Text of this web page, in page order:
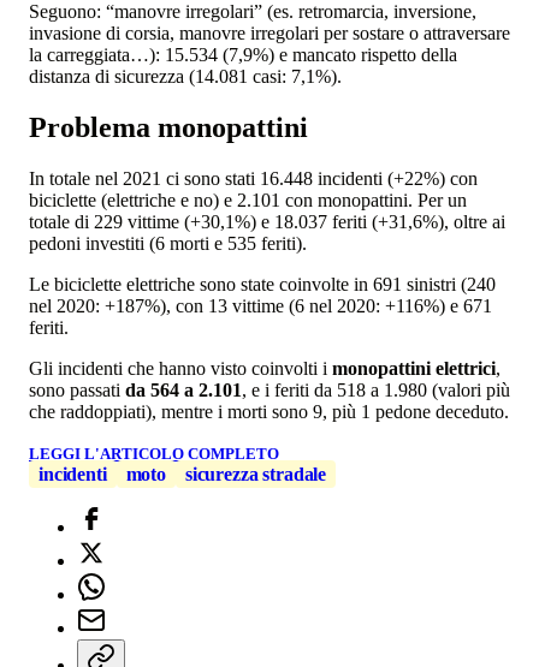
Seguono: “manovre irregolari” (es. retromarcia, inversione,
invasione di corsia, manovre irregolari per sostare o attraversare
la carreggiata…): 15.534 (7,9%) e mancato rispetto della
distanza di sicurezza (14.081 casi: 7,1%).
Problema monopattini
In totale nel 2021 ci sono stati 16.448 incidenti (+22%) con
biciclette (elettriche e no) e 2.101 con monopattini. Per un
totale di 229 vittime (+30,1%) e 18.037 feriti (+31,6%), oltre ai
pedoni investiti (6 morti e 535 feriti).
Le biciclette elettriche sono state coinvolte in 691 sinistri (240
nel 2020: +187%), con 13 vittime (6 nel 2020: +116%) e 671
feriti.
Gli incidenti che hanno visto coinvolti i monopattini elettrici,
sono passati da 564 a 2.101, e i feriti da 518 a 1.980 (valori più
che raddoppiati), mentre i morti sono 9, più 1 pedone deceduto.
LEGGI L'ARTICOLO COMPLETO
incidenti moto sicurezza stradale